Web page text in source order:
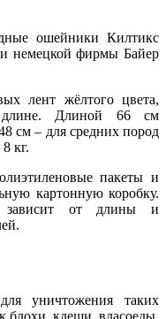
ошейники Килтикс
немецкой фирмы Байер
лент жёлтого цвета,
длине. Длиной 66 см
см – для средних пород
кг.
пакеты и
картонную коробку.
зависит от длины и
уничтожения таких
блохи, клещи, власоеды.